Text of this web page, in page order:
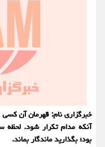
خبرگزاری نام: قهرمان آن
آنکه مدام تکرار شود. لحظه
بود؛ بگذارید ماندگار بماند.